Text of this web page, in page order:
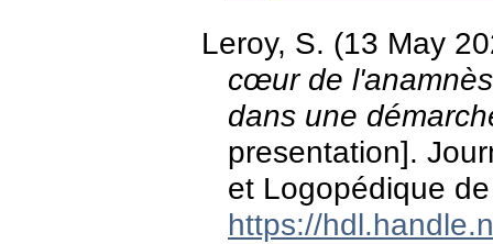
Leroy, S. (13 May
cœur de
dans une
presentation].
et Logopédique
https://